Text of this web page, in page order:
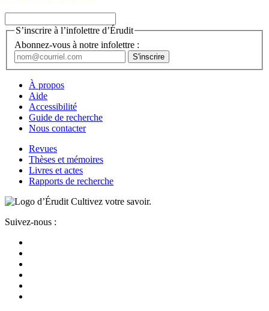
S’inscrire à l’infolettre d’Érudit
Abonnez-vous à notre infolettre :
À propos
Aide
Accessibilité
Guide de recherche
Nous contacter
Revues
Thèses et mémoires
Livres et actes
Rapports de recherche
Cultivez votre savoir.
Suivez-nous :